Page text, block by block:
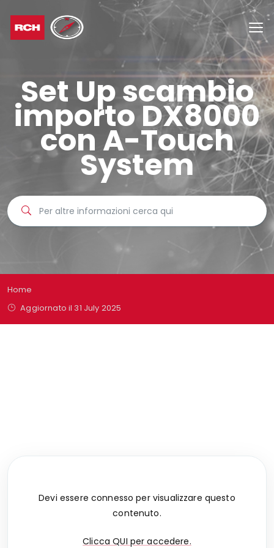
Set Up scambio
importo DX8000
con A-Touch
System
Home
Aggiornato il 31 July 2025
Devi essere connesso per visualizzare questo
contenuto.
Clicca QUI per accedere.